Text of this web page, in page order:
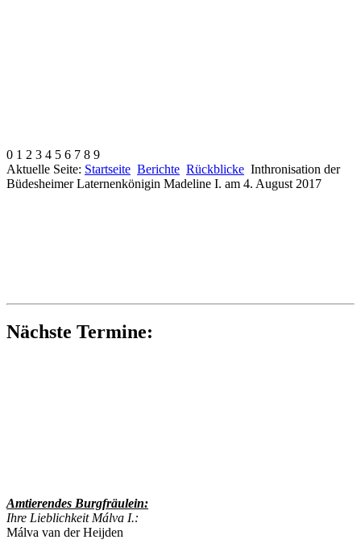
0 1 2 3 4 5 6 7 8 9
Aktuelle Seite: Startseite Berichte Rückblicke Inthronisation der
Büdesheimer Laternenkönigin Madeline I. am 4. August 2017
Nächste Termine:
Amtierendes Burgfräulein:
Ihre Lieblichkeit Málva I.:
Málva van der Heijden